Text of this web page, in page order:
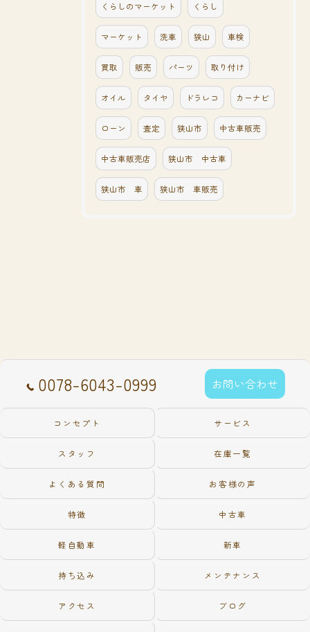
くらしのマーケット くらし
マーケット 洗車 狭山 車検
買取 販売 パーツ 取り付け
オイル タイヤ ドラレコ カーナビ
ローン 査定 狭山市 中古車販売
中古車販売店 狭山市 中古車
狭山市 車 狭山市 車販売
0078-6043-0999 お問い合わせ
コンセプト サービス
スタッフ 在庫一覧
よくある質問 お客様の声
特徴 中古車
軽自動車 新車
持ち込み メンテナンス
アクセス ブログ